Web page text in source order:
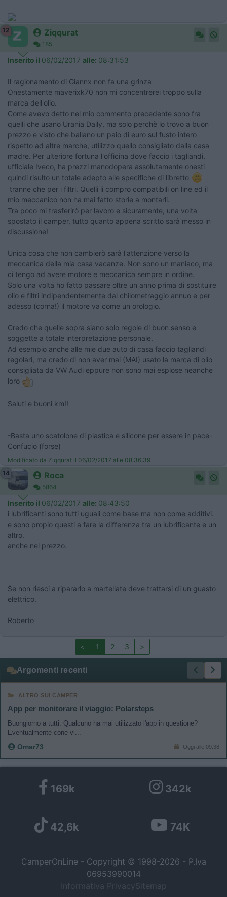
12 Ziqqurat
185
Inserito il 06/02/2017 alle: 08:31:53
Il ragionamento di Giannx non fa una grinza
Onestamente maverixk70 non mi concentrerei troppo sulla
marca dell'olio.
Come avevo detto nel mio commento precedente sono fra
quelli che usano Urania Daily, ma solo perchè lo trovo a buon
prezzo e visto che ballano un paio di euro sul fusto intero
rispetto ad altre marche, utilizzo quello consigliato dalla casa
madre. Per ulteriore fortuna l'officina dove faccio i tagliandi,
ufficiale Iveco, ha prezzi manodopera assolutamente onesti
quindi risulto un totale adepto alle specifiche di libretto
tranne che per i filtri. Quelli li compro compatibili on line ed il
mio meccanico non ha mai fatto storie a montarli.
Tra poco mi trasferirò per lavoro e sicuramente, una volta
spostato il camper, tutto quanto appena scritto sarà messo in
discussione!
Unica cosa che non cambierò sarà l'attenzione verso la
meccanica della mia casa vacanze. Non sono un maniaco, ma
ci tengo ad avere motore e meccanica sempre in ordine.
Solo una volta ho fatto passare oltre un anno prima di sostituire
olio e filtri indipendentemente dal chilometraggio annuo e per
adesso (corna!) il motore va come un orologio.
Credo che quelle sopra siano solo regole di buon senso e
soggette a totale interpretazione personale.
Ad esempio anche alle mie due auto di casa faccio tagliandi
regolari, ma credo di non aver mai (MAI) usato la marca di olio
consigliata da VW Audi eppure non sono mai esplose neanche
loro
Saluti e buoni km!!
-Basta uno scatolone di plastica e silicone per essere in pace-
Confucio (forse)
Modificato da Ziqqurat il 06/02/2017 alle 08:36:39
14
Roca
5864
Inserito il 06/02/2017 alle: 08:43:50
i lubrificanti sono tutti uguali come base ma non come additivi.
e sono propio questi a fare la differenza tra un lubrificante e un
altro.
anche nel prezzo.
Se non riesci a ripararlo a martellate deve trattarsi di un guasto
elettrico.
Roberto
< 1 2 3 >
Argomenti recenti
ALTRO SUI CAMPER
App per monitorare il viaggio: Polarsteps
Buongiorno a tutti. Qualcuno ha mai utilizzato l'app in questione?
Eventualmente cone vi...
Omar73 Oggi alle 09:38
169k 342k
42,6k 74K
CamperOnLine - Copyright © 1998-2026 - P.Iva
06953990014
Informativa Privacy Sitemap